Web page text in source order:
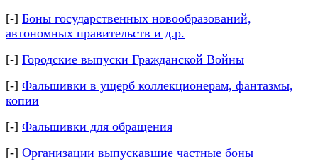
[-] Боны государственных новообразований,
автономных правительств и д.р.
[-] Городские выпуски Гражданской Войны
[-] Фальшивки в ущерб коллекционерам, фантазмы,
копии
[-] Фальшивки для обращения
[-] Организации выпускавшие частные боны